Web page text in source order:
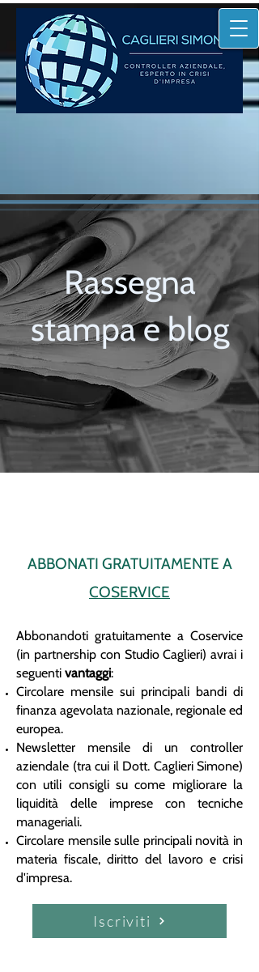
Rassegna
stampa e blog
ABBONATI GRATUITAMENTE A
COSERVICE
Abbonandoti gratuitamente a Coservice
(in partnership con Studio Caglieri) avrai i
seguenti vantaggi:
Circolare mensile sui principali bandi di
finanza agevolata nazionale, regionale ed
europea.
Newsletter mensile di un controller
aziendale (tra cui il Dott. Caglieri Simone)
con utili consigli su come migliorare la
liquidità delle imprese con tecniche
manageriali.
Circolare mensile sulle principali novità in
materia fiscale, diritto del lavoro e crisi
d'impresa.
Iscriviti